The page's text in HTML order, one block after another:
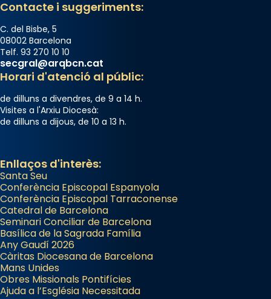
Contacte i suggeriments:
C. del Bisbe, 5
08002 Barcelona
Telf. 93 270 10 10
secgral@arqbcn.cat
Horari d'atenció al públic:
de dilluns a divendres, de 9 a 14 h.
Visites a l'Arxiu Diocesà:
de dilluns a dijous, de 10 a 13 h.
Enllaços d'interès:
Santa Seu
Conferència Episcopal Espanyola
Conferència Episcopal Tarraconense
Catedral de Barcelona
Seminari Conciliar de Barcelona
Basílica de la Sagrada Família
Any Gaudí 2026
Càritas Diocesana de Barcelona
Mans Unides
Obres Missionals Pontifícies
Ajuda a l’Església Necessitada